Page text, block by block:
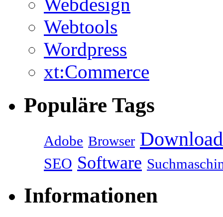
Webdesign
Webtools
Wordpress
xt:Commerce
Populäre Tags
Adobe Browser Download
SEO Software
Informationen